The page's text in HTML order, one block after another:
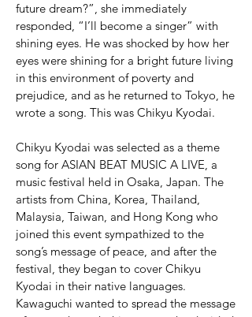
future dream?”, she immediately
responded, “I’ll become a singer” with
shining eyes. He was shocked by how her
eyes were shining for a bright future living
in this environment of poverty and
prejudice, and as he returned to Tokyo, he
wrote a song. This was Chikyu Kyodai.
Chikyu Kyodai was selected as a theme
song for ASIAN BEAT MUSIC A LIVE, a
music festival held in Osaka, Japan. The
artists from China, Korea, Thailand,
Malaysia, Taiwan, and Hong Kong who
joined this event sympathized to the
song’s message of peace, and after the
festival, they began to cover Chikyu
Kyodai in their native languages.
Kawaguchi wanted to spread the message